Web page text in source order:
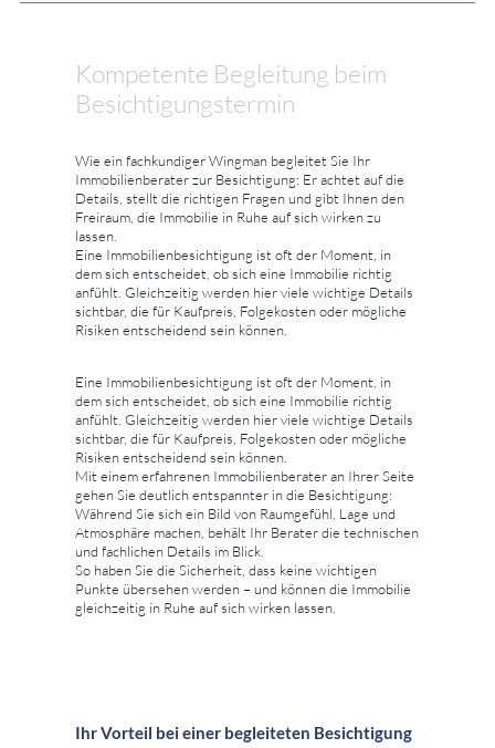
Kompetente Begleitung beim
Besichtigungstermin
Wie ein fachkundiger Wingman begleitet Sie Ihr
Immobilienberater zur Besichtigung: Er achtet auf die
Details, stellt die richtigen Fragen und gibt Ihnen den
Freiraum, die Immobilie in Ruhe auf sich wirken zu
lassen.
Eine Immobilienbesichtigung ist oft der Moment, in
dem sich entscheidet, ob sich eine Immobilie richtig
anfühlt. Gleichzeitig werden hier viele wichtige Details
sichtbar, die für Kaufpreis, Folgekosten oder mögliche
Risiken entscheidend sein können.
Eine Immobilienbesichtigung ist oft der Moment, in
dem sich entscheidet, ob sich eine Immobilie richtig
anfühlt. Gleichzeitig werden hier viele wichtige Details
sichtbar, die für Kaufpreis, Folgekosten oder mögliche
Risiken entscheidend sein können.
Mit einem erfahrenen Immobilienberater an Ihrer Seite
gehen Sie deutlich entspannter in die Besichtigung:
Während Sie sich ein Bild von Raumgefühl, Lage und
Atmosphäre machen, behält Ihr Berater die technischen
und fachlichen Details im Blick.
So haben Sie die Sicherheit, dass keine wichtigen
Punkte übersehen werden – und können die Immobilie
gleichzeitig in Ruhe auf sich wirken lassen.
Ihr Vorteil bei einer begleiteten Besichtigung